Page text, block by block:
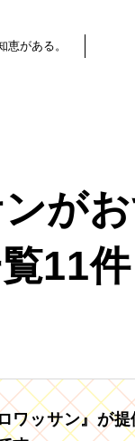
恵がある。
が
11件
ワッサン』が